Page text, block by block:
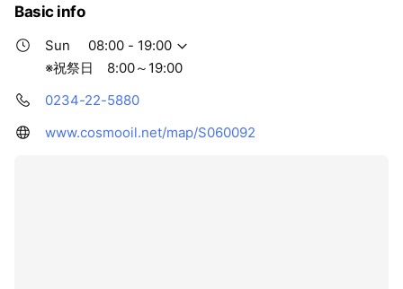
Basic info
Sun
08:00 - 19:00
※祝祭日 8:00～19:00
0234-22-5880
www.cosmooil.net/map/S060092